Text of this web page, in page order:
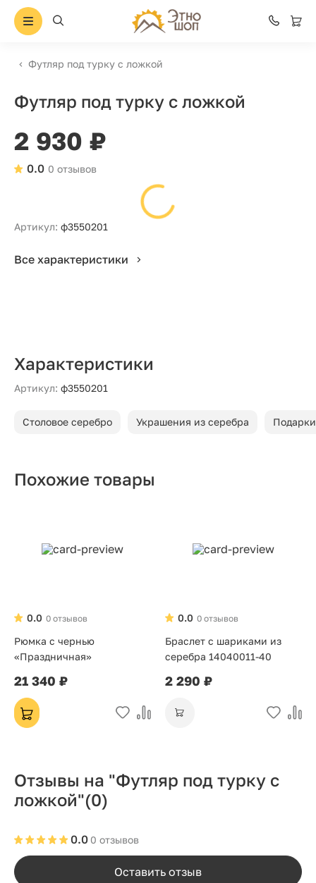
Футляр под турку с ложкой
Футляр под турку с ложкой
2 930 ₽
0 отзывов
0.0
Артикул: ф3550201
Все характеристики
Характеристики
Артикул: ф3550201
Столовое серебро Украшения из серебра
Похожие товары
0 отзывов
0.0
Рюмка с чернью
«Праздничная»
21 340 ₽
0 отзывов
0.0
Браслет с шариками из
серебра 14040011-40
2 290 ₽
Отзывы на "Футляр под турку с
ложкой"(0)
0 отзывов
0.0
Оставить отзыв